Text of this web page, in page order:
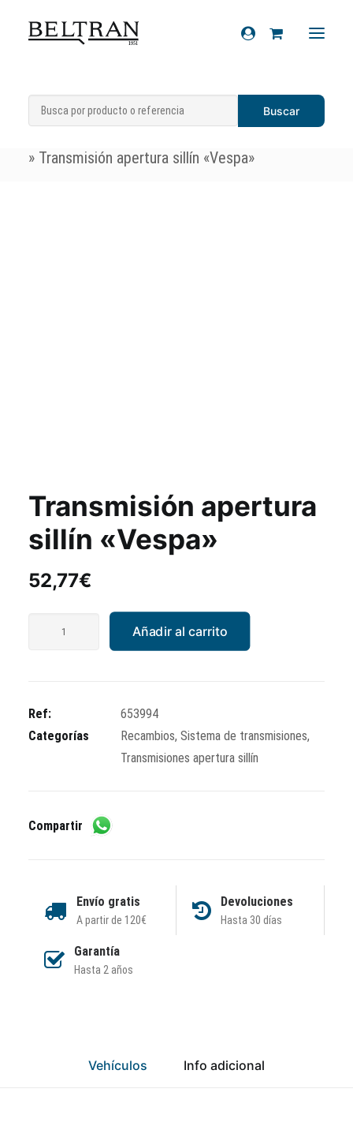
Recambios
Cascos
Inicio Recambios » Sistema de
transmisiones»Transmisiones apertura sillín
» Transmisión apertura sillín «Vespa»
Transmisión apertura
sillín «Vespa»
52,77€
cantidad
Añadir al carrito
Ref:
653994
Categorías
Recambios, Sistema de transmisiones,
Transmisiones apertura sillín
Compartir
Envío gratis
A partir de 120€
Devoluciones
Hasta 30 días
Garantía
Hasta 2 años
Vehículos Info adicional